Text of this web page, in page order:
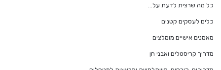
כל מה שרצית לדעת על…
כלים לעסקים קטנים
מאמנים אישיים מומלצים
מדריך קריסטלים ואבני חן